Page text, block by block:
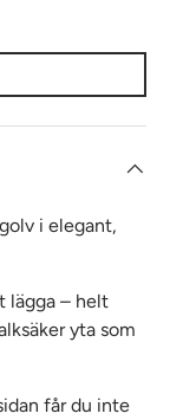
i elegant,
lägga – helt
yta som
får du inte